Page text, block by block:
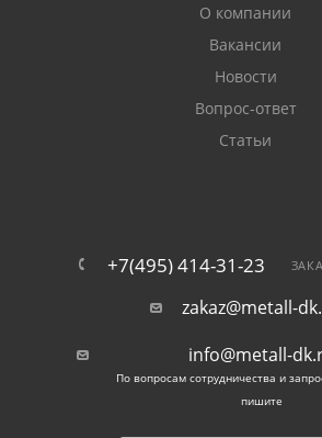
О компании
Вакансии
Новости
Вопрос-ответ
Статьи
+7(495) 414-31-23
zakaz@metall-
info@metall-
По вопросам сотрудничества и
пишите